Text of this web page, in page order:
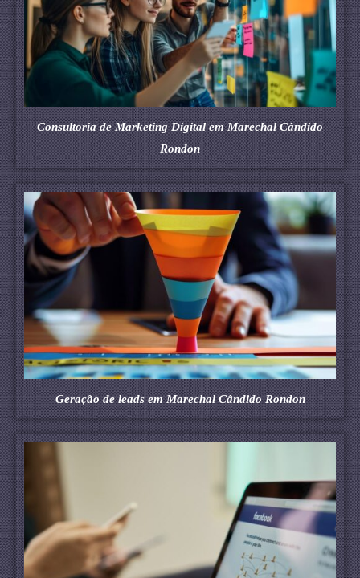
Consultoria de Marketing Digital em Marechal Cândido
Rondon
Geração de leads em Marechal Cândido Rondon